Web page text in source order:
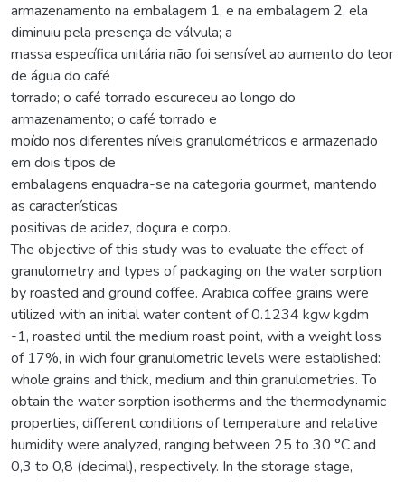
armazenamento na embalagem 1, e na embalagem 2, ela
diminuiu pela presença de válvula; a
massa específica unitária não foi sensível ao aumento do teor
de água do café
torrado; o café torrado escureceu ao longo do
armazenamento; o café torrado e
moído nos diferentes níveis granulométricos e armazenado
em dois tipos de
embalagens enquadra-se na categoria gourmet, mantendo
as características
positivas de acidez, doçura e corpo.
The objective of this study was to evaluate the effect of
granulometry and types of packaging on the water sorption
by roasted and ground coffee. Arabica coffee grains were
utilized with an initial water content of 0.1234 kgw kgdm
-1, roasted until the medium roast point, with a weight loss
of 17%, in wich four granulometric levels were established:
whole grains and thick, medium and thin granulometries. To
obtain the water sorption isotherms and the thermodynamic
properties, different conditions of temperature and relative
humidity were analyzed, ranging between 25 to 30 °C and
0,3 to 0,8 (decimal), respectively. In the storage stage,